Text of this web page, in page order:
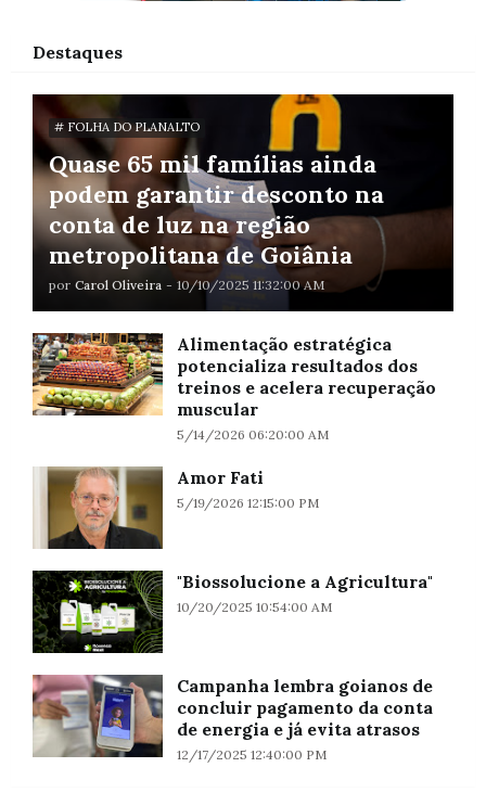
Destaques
# FOLHA DO PLANALTO
Quase 65 mil famílias ainda
podem garantir desconto na
conta de luz na região
metropolitana de Goiânia
por Carol Oliveira - 10/10/2025 11:32:00 AM
Alimentação estratégica
potencializa resultados dos
treinos e acelera recuperação
muscular
5/14/2026 06:20:00 AM
Amor Fati
5/19/2026 12:15:00 PM
"Biossolucione a Agricultura"
10/20/2025 10:54:00 AM
Campanha lembra goianos de
concluir pagamento da conta
de energia e já evita atrasos
12/17/2025 12:40:00 PM